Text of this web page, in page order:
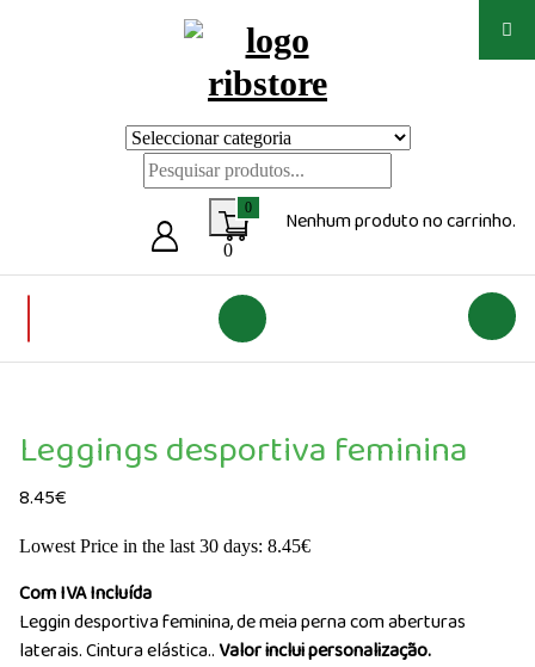
0
0
Nenhum produto no carrinho.
Leggings desportiva feminina
8.45€
Lowest Price in the last 30 days: 8.45€
Com IVA Incluída
Leggin desportiva feminina, de meia perna com aberturas
laterais. Cintura elástica..Valor inclui personalização.